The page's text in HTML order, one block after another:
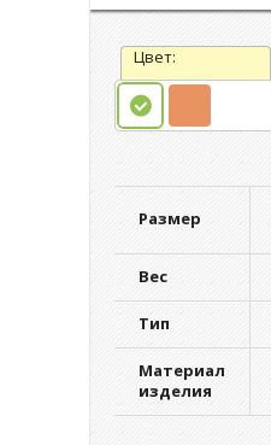
Цвет:
Размер
Вес
Тип
Материал
изделия